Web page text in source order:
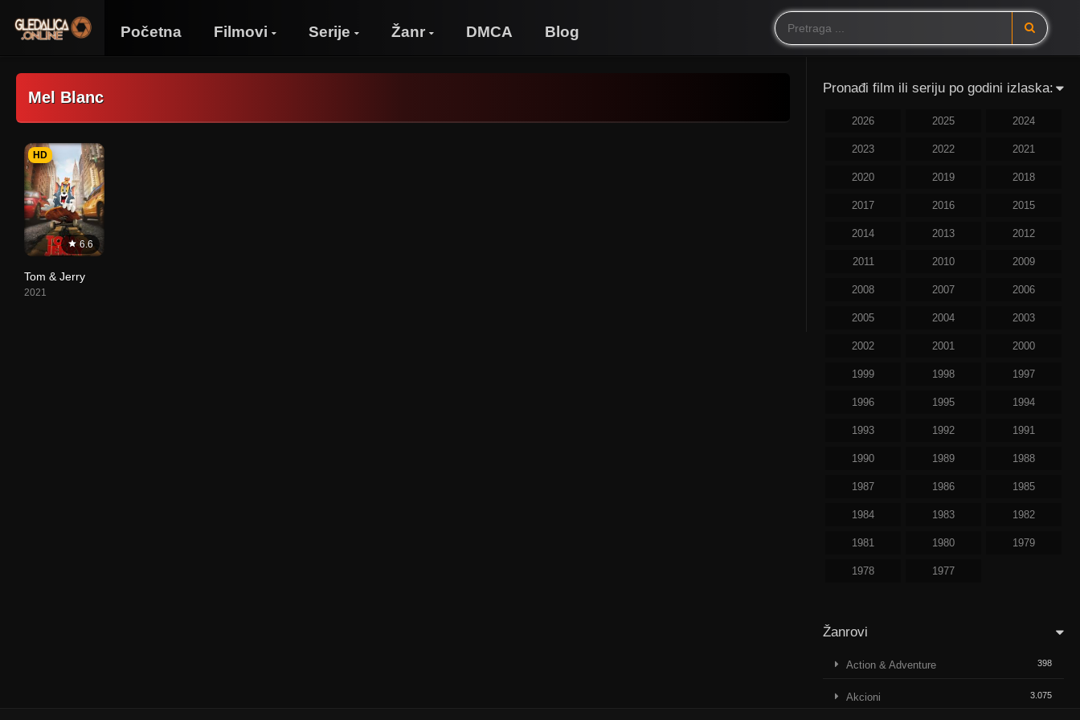
Početna Filmovi Serije Žanr DMCA Blog
Mel Blanc
6.6
HD
Tom & Jerry
2021
Pronađi film ili seriju po godini izlaska:
2026 2025 2024
2023 2022 2021
2020 2019 2018
2017 2016 2015
2014 2013 2012
2011 2010 2009
2008 2007 2006
2005 2004 2003
2002 2001 2000
1999 1998 1997
1996 1995 1994
1993 1992 1991
1990 1989 1988
1987 1986 1985
1984 1983 1982
1981 1980 1979
1978 1977
Žanrovi
Action & Adventure 398
Akcioni 3.075